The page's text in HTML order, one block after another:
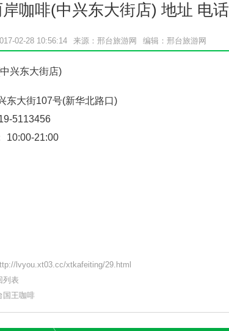
咖啡(中兴东大街店) 地址 电话
02-28 10:56:14 来源：邢台旅游网 编辑：邢台旅游网
兴东大街店)
东大街107号(新华北路口)
5113456
10:00-21:00
lvyou.xt03.cc/xtkafeiting/29.html
列表
国王咖啡